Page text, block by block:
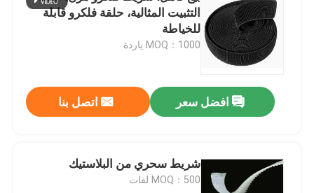
التثبيت المثالية، حلقة فلكرو قابلة
للخياطة
MOQ：1000 ياردة
افضل سعر اتصل بنا
شريط سحري من البلاستيك
MOQ：500 لفات